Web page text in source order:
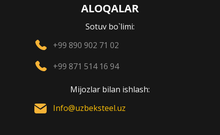
ALOQALAR
Sotuv bo`limi:
+99 890 902 71 02
+99 871 514 16 94
Mijozlar bilan ishlash:
Info@uzbeksteel.uz